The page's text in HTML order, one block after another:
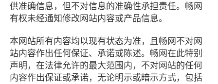
供准确信息，但不对信息的准确性承担责任。畅网
有权未经通知修改网站内容或产品信息。
本网站所有内容均以现有状态为准，且畅网不对网
站内容作出任何保证、承诺或陈述。畅网在此特别
声明，在法律允许的最大范围内，不对网站的任何
内容作出保证或承诺，无论明示或暗示方式，包括